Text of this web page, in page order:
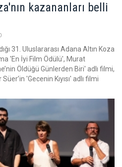
kazananları belli
31. Uluslararası Adana Altın Koza
'En İyi Film Ödülü', Murat
Öldüğü Günlerden Biri' adlı filmi,
'Gecenin Kıyısı' adlı filmi